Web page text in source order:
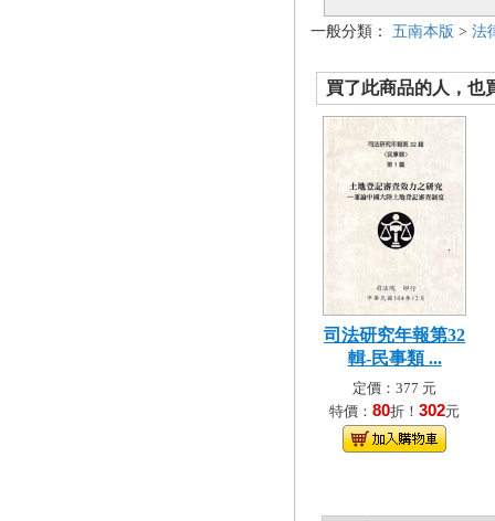
一般分類： 五南本版 > 法
買了此商品的人，也
司法研究年報第32
輯-民事類 ...
定價：377 元
特價： 80折！ 302元